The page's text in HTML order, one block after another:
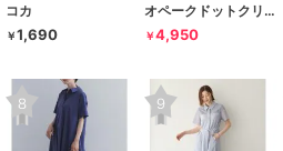
コカ
￥1,690
オペークドットクリップ
￥4,950